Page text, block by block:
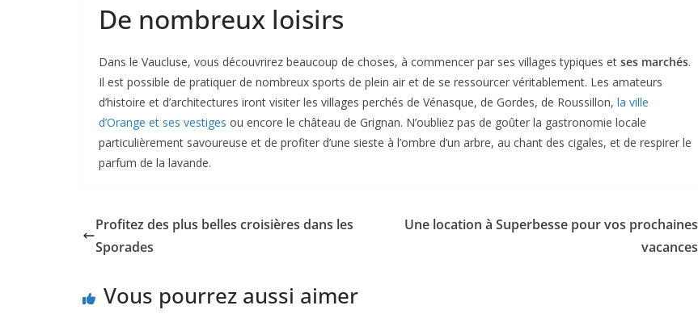
De nombreux loisirs
Dans le Vaucluse, vous découvrirez beaucoup de choses, à commencer par ses villages typiques et ses marchés.
Il est possible de pratiquer de nombreux sports de plein air et de se ressourcer véritablement. Les amateurs
d’histoire et d’architectures iront visiter les villages perchés de Vénasque, de Gordes, de Roussillon, la ville
d’Orange et ses vestiges ou encore le château de Grignan. N’oubliez pas de goûter la gastronomie locale
particulièrement savoureuse et de profiter d’une sieste à l’ombre d’un arbre, au chant des cigales, et de respirer le
parfum de la lavande.
Profitez des plus belles croisières dans les
Sporades
Une location à Superbesse pour vos prochaines
vacances
Vous pourrez aussi aimer